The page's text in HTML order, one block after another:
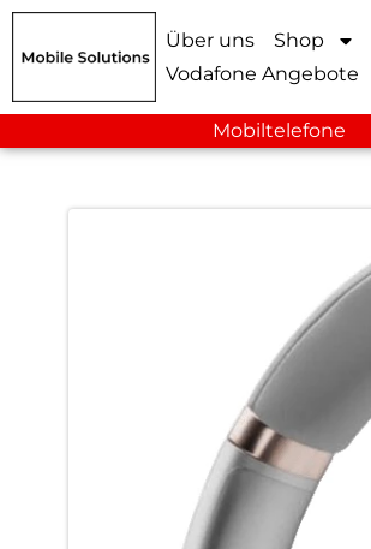
Über uns Shop
Vodafone Angebote
Mobiltelefone